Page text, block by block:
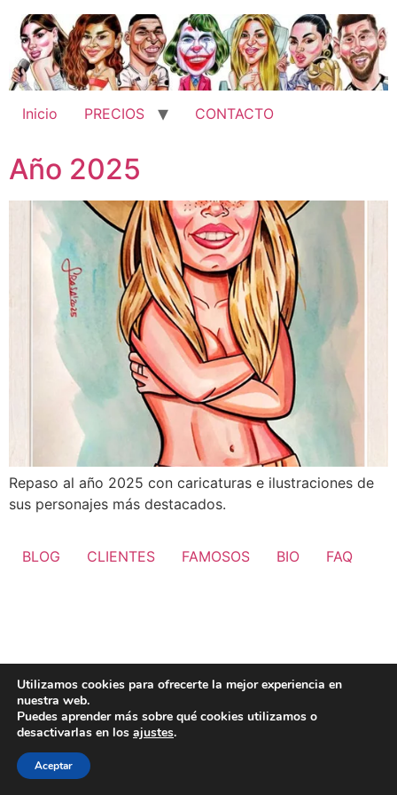
contenido
Inicio PRECIOS CONTACTO
Año 2025
Repaso al año 2025 con caricaturas e ilustraciones de
sus personajes más destacados.
BLOG CLIENTES FAMOSOS BIO FAQ
Utilizamos cookies para ofrecerte la mejor experiencia en
nuestra web.
Puedes aprender más sobre qué cookies utilizamos o
desactivarlas en los ajustes.
Aceptar